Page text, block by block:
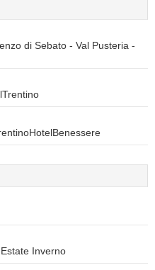
di Sebato - Val Pusteria -
Inverno